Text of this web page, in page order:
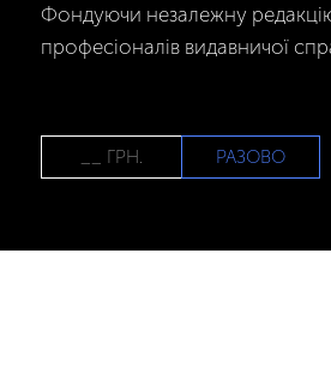
Фондуючи незалежну
професіоналів видавничої
РАЗОВО